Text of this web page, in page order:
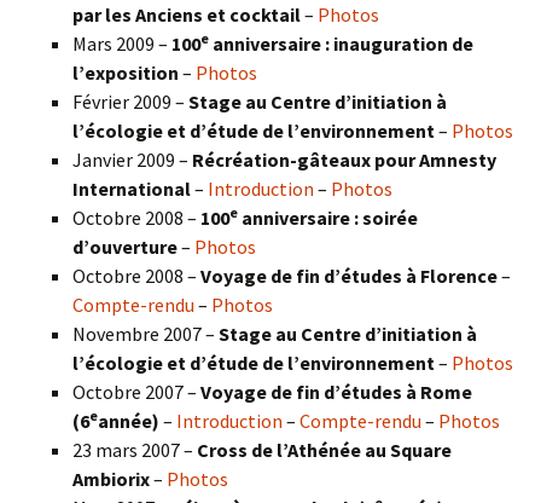
par les Anciens et cocktail– Photos
Mars 2009 – 100e anniversaire : inauguration de
l’exposition – Photos
Février 2009 – Stage au Centre d’initiation à
l’écologie et d’étude de l’environnement – Photos
Janvier 2009 – Récréation-gâteaux pour Amnesty
International– Introduction – Photos
Octobre 2008 – 100e anniversaire : soirée
d’ouverture– Photos
Octobre 2008 – Voyage de fin d’études à Florence–
Compte-rendu – Photos
Novembre 2007 – Stage au Centre d’initiation à
l’écologie et d’étude de l’environnement – Photos
Octobre 2007 – Voyage de fin d’études à Rome
(6eannée) – Introduction – Compte-rendu – Photos
23 mars 2007 – Cross de l’Athénée au Square
Ambiorix– Photos